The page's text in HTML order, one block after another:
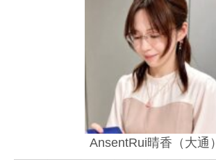
AnsentRui晴香（大通）